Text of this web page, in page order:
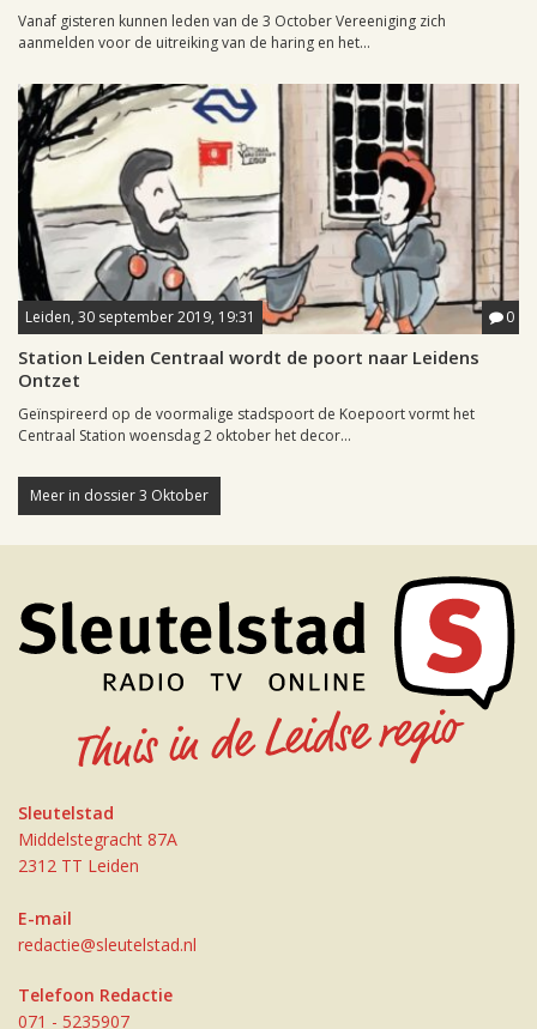
Vanaf gisteren kunnen leden van de 3 October Vereeniging zich
aanmelden voor de uitreiking van de haring en het...
Leiden, 30 september 2019, 19:31 0
Station Leiden Centraal wordt de poort naar Leidens
Ontzet
Geïnspireerd op de voormalige stadspoort de Koepoort vormt het
Centraal Station woensdag 2 oktober het decor...
Meer in dossier 3 Oktober
Sleutelstad
Middelstegracht 87A
2312 TT Leiden
E-mail
redactie@sleutelstad.nl
Telefoon Redactie
071 - 5235907